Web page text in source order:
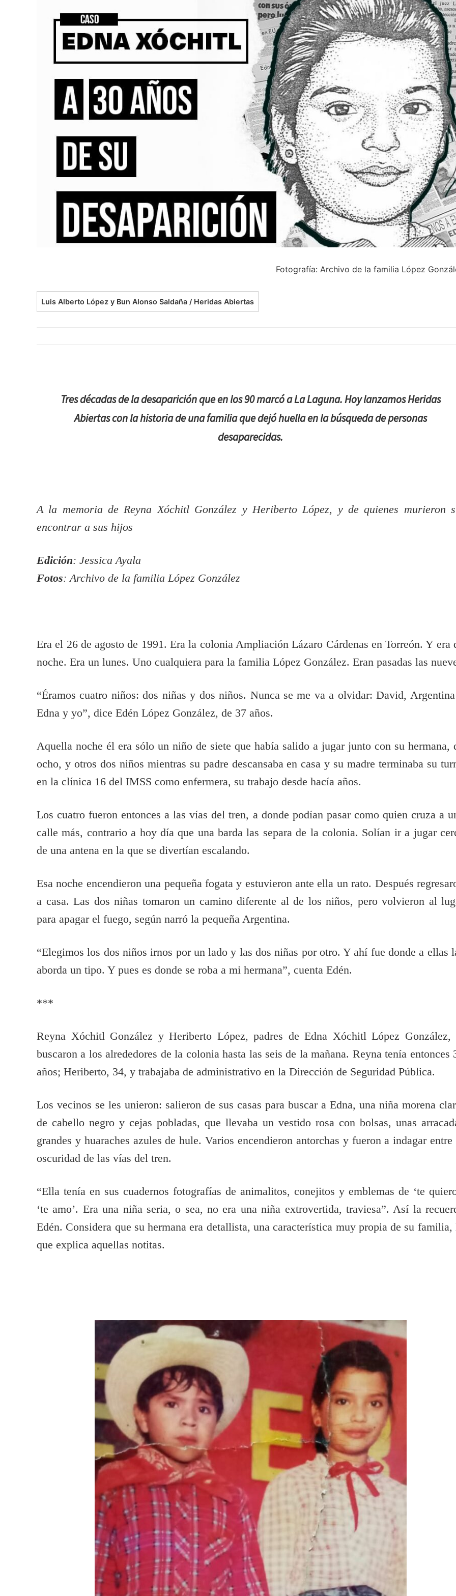
Fotografía: Archivo de la familia López
Luis Alberto López y Bun Alonso Saldaña / Heridas Abiertas
Tres décadas de la desaparición que en los 90 marcó a La Laguna. Hoy lanzamos Heridas
Abiertas con la historia de una familia que dejó huella en la búsqueda de personas
desaparecidas.
A la memoria de Reyna Xóchitl González y Heriberto López, y de quienes murieron
encontrar a sus hijos
Edición: Jessica Ayala
Fotos: Archivo de la familia López González
Era el 26 de agosto de 1991. Era la colonia Ampliación Lázaro Cárdenas en Torreón. Y era
noche. Era un lunes. Uno cualquiera para la familia López González. Eran pasadas las
“Éramos cuatro niños: dos niñas y dos niños. Nunca se me va a olvidar: David,
Edna y yo”, dice Edén López González, de 37 años.
Aquella noche él era sólo un niño de siete que había salido a jugar junto con su hermana,
ocho, y otros dos niños mientras su padre descansaba en casa y su madre terminaba su
en la clínica 16 del IMSS como enfermera, su trabajo desde hacía años.
Los cuatro fueron entonces a las vías del tren, a donde podían pasar como quien cruza a
calle más, contrario a hoy día que una barda las separa de la colonia. Solían ir a jugar
de una antena en la que se divertían escalando.
Esa noche encendieron una pequeña fogata y estuvieron ante ella un rato. Después
a casa. Las dos niñas tomaron un camino diferente al de los niños, pero volvieron al
para apagar el fuego, según narró la pequeña Argentina.
“Elegimos los dos niños irnos por un lado y las dos niñas por otro. Y ahí fue donde a ellas
aborda un tipo. Y pues es donde se roba a mi hermana”, cuenta Edén.
***
Reyna Xóchitl González y Heriberto López, padres de Edna Xóchitl López González,
buscaron a los alrededores de la colonia hasta las seis de la mañana. Reyna tenía entonces
años; Heriberto, 34, y trabajaba de administrativo en la Dirección de Seguridad Pública.
Los vecinos se les unieron: salieron de sus casas para buscar a Edna, una niña morena
de cabello negro y cejas pobladas, que llevaba un vestido rosa con bolsas, unas
grandes y huaraches azules de hule. Varios encendieron antorchas y fueron a indagar entre
oscuridad de las vías del tren.
“Ella tenía en sus cuadernos fotografías de animalitos, conejitos y emblemas de ‘te
‘te amo’. Era una niña seria, o sea, no era una niña extrovertida, traviesa”. Así la
Edén. Considera que su hermana era detallista, una característica muy propia de su familia,
que explica aquellas notitas.